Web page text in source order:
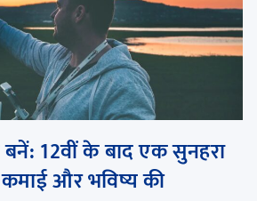
12वीं के बाद एक सुनहरा
और भविष्य की